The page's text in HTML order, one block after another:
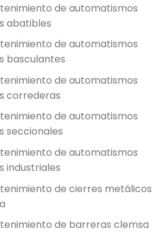
de automatismos
abatibles
de automatismos
basculantes
de automatismos
correderas
de automatismos
seccionales
de automatismos
industriales
de cierres metálicos
de barreras clemsa